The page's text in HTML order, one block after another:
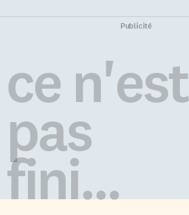
Publicité
ce n'est
pas
fini...